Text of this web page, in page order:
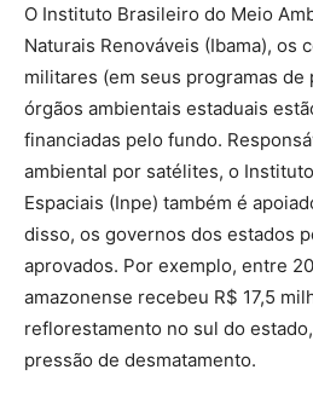
O Instituto Brasileiro do Meio
Naturais Renováveis (Ibama), os
militares (em seus programas
órgãos ambientais estaduais
financiadas pelo fundo.
ambiental por satélites, o
Espaciais (Inpe) também é
disso, os governos dos estados
aprovados. Por exemplo, entre
amazonense recebeu R$ 17,5
reflorestamento no sul do
pressão de desmatamento.